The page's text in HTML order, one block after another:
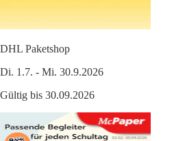
DHL Paketshop
Di. 1.7. - Mi. 30.9.2026
Gültig bis 30.09.2026